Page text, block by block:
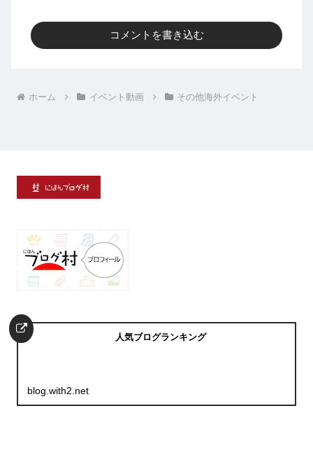
コメントを書き込む
ホーム イベント動画 その他海外イベント
人気ブログランキング
blog.with2.net